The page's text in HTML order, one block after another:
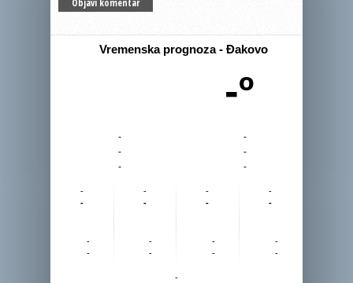
Vremenska prognoza - Đakovo
-º
-
-
-
-
-
-
-
-
-
-
-
-
-
-
-
-
-
-
-
-
-
-
-